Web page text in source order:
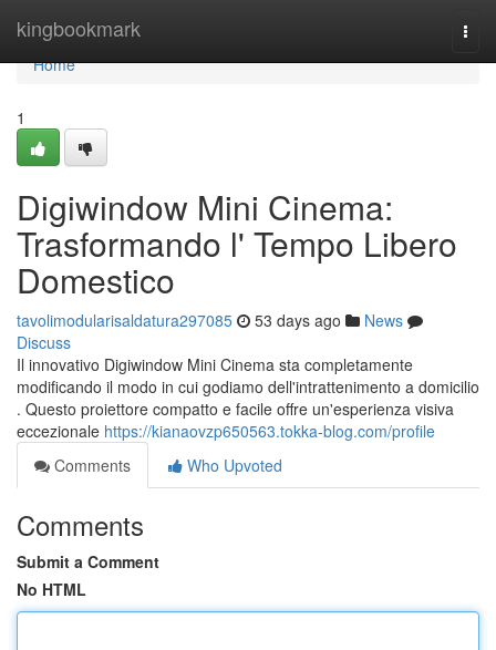
kingbookmark
Home
Home
1
Digiwindow Mini Cinema:
Trasformando l' Tempo Libero
Domestico
tavolimodularisaldatura297085 53 days ago
News
Discuss
Il innovativo Digiwindow Mini Cinema sta completamente
modificando il modo in cui godiamo dell'intrattenimento a domicilio
. Questo proiettore compatto e facile offre un'esperienza visiva
eccezionale https://kianaovzp650563.tokka-blog.com/profile
Comments
Who Upvoted
Comments
Submit a Comment
No HTML